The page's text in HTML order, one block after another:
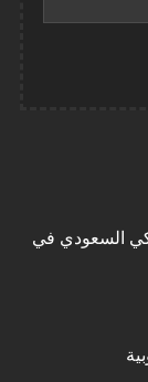
السعودي في